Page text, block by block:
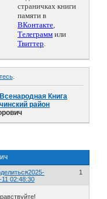
страничках книги
памяти в
ВКонтакте,
Телеграмм или
Твиттер.
.
Книга
район
1
2025-
11 02:48:30